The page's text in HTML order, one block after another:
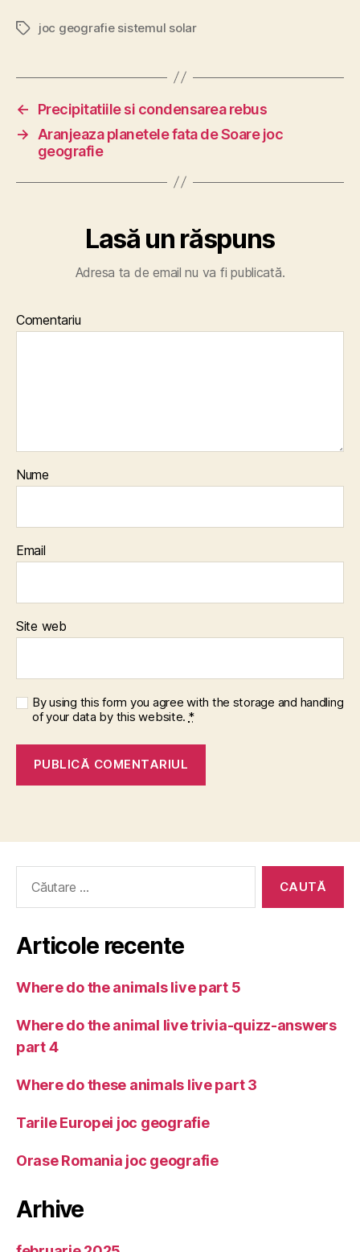
Etichetejoc geografie sistemul solar
←
Precipitatiile si condensarea rebus
→
Aranjeaza planetele fata de Soare joc
geografie
Lasă un răspuns
Adresa ta de email nu va fi publicată.
Comentariu
Nume
Email
Site web
By using this form you agree with the storage and handling
of your data by this website. *
după:
Articole recente
Where do the animals live part 5
Where do the animal live trivia-quizz-answers
part 4
Where do these animals live part 3
Tarile Europei joc geografie
Orase Romania joc geografie
Arhive